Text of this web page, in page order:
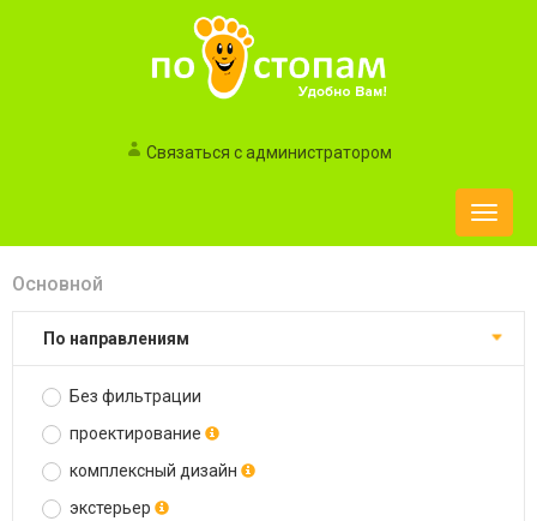
Связаться с администратором
Toggle
Основной
по направлениям
Без фильтрации
проектирование
комплексный дизайн
экстерьер